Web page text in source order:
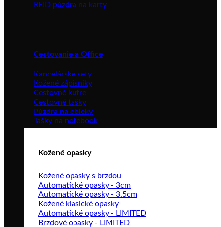
RFID púzdra na karty
Cestovanie a Office
Kancelárske sety
Kožené zápisníky
Cestovné kufre
Cestovné tašky
Púzdra na obleky
Tašky na notebook
Kožené opasky
Kožené opasky s brzdou
Automatické opasky - 3cm
Automatické opasky - 3.5cm
Kožené klasické opasky
Automatické opasky - LIMITED
Brzdové opasky - LIMITED